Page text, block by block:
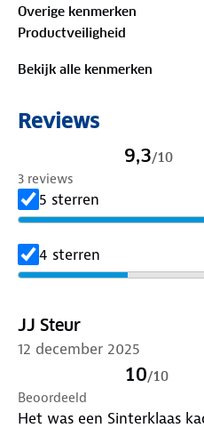
✓ Premium BaK-4 prisma
Het hoogwaardige BaK-4
garant voor superieure
je zichtveld.
✓ Compact & lichtgewicht
Met zijn lichte en
deze verrekijker overal
onderweg of op vakantie.
Of je nu de natuur in
theatervoorstelling gaat:
betrouwbare metgezel
samen van de wereld tot
Overige kenmerken
Productveiligheid
Bekijk alle kenmerken
Reviews
9,3/10
3 reviews
5 sterren
4 sterren
JJ Steur
12 december 2025
10/10
Beoordeeld
Het was een Sinterklaas